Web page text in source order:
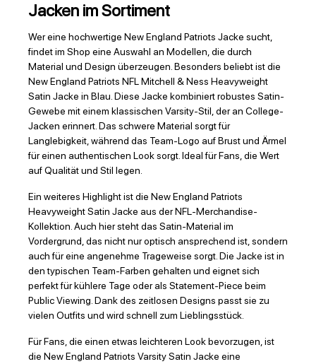
Jacken im Sortiment
Wer eine hochwertige New England Patriots Jacke sucht,
findet im Shop eine Auswahl an Modellen, die durch
Material und Design überzeugen. Besonders beliebt ist die
New England Patriots NFL Mitchell & Ness Heavyweight
Satin Jacke in Blau. Diese Jacke kombiniert robustes Satin-
Gewebe mit einem klassischen Varsity-Stil, der an College-
Jacken erinnert. Das schwere Material sorgt für
Langlebigkeit, während das Team-Logo auf Brust und Ärmel
für einen authentischen Look sorgt. Ideal für Fans, die Wert
auf Qualität und Stil legen.
Ein weiteres Highlight ist die New England Patriots
Heavyweight Satin Jacke aus der NFL-Merchandise-
Kollektion. Auch hier steht das Satin-Material im
Vordergrund, das nicht nur optisch ansprechend ist, sondern
auch für eine angenehme Trageweise sorgt. Die Jacke ist in
den typischen Team-Farben gehalten und eignet sich
perfekt für kühlere Tage oder als Statement-Piece beim
Public Viewing. Dank des zeitlosen Designs passt sie zu
vielen Outfits und wird schnell zum Lieblingsstück.
Für Fans, die einen etwas leichteren Look bevorzugen, ist
die New England Patriots Varsity Satin Jacke eine